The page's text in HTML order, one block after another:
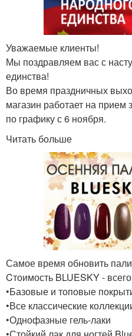
Уважаемые клиенты!
Мы поздравляем вас с
единства!
Во время праздничных
магазин работает на прием
по графику с 6 ноября.
Читать больше
Самое время обновить
Cтоимость BLUESKY -
•Базовые и топовые
•Все классические
•Однофазные гель-лаки